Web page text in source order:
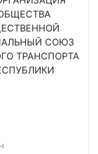
СОЮЗ
ТРАНСПОРТА